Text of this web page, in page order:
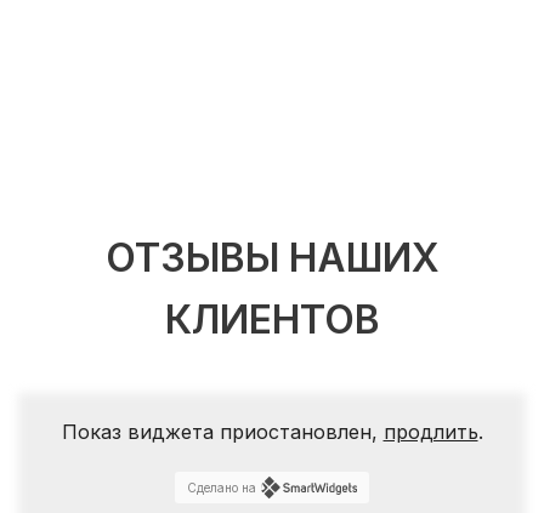
ОТЗЫВЫ НАШИХ
КЛИЕНТОВ
Показ виджета приостановлен, продлить.
Сделано на